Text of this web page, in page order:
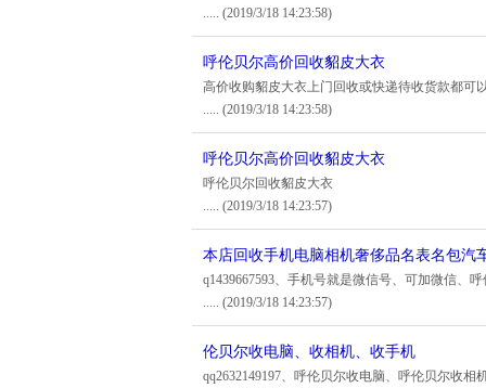
..... (2019/3/18 14:23:58)
呼伦贝尔高价回收貂皮大衣
高价收购貂皮大衣上门回收或快递待收货款都可
..... (2019/3/18 14:23:58)
呼伦贝尔高价回收貂皮大衣
呼伦贝尔回收貂皮大衣
..... (2019/3/18 14:23:57)
本店回收手机电脑相机奢侈品名表名包汽
q1439667593、手机号就是微信号、可加微信、
..... (2019/3/18 14:23:57)
伦贝尔收电脑、收相机、收手机
qq2632149197、呼伦贝尔收电脑、呼伦贝尔收相